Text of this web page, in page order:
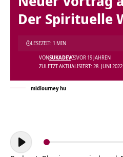
Der Spirituelle
ZULETZT AKTUALISIERT: 28. JUNI
VONSUKADEV VOR 19 JAHREN
LESEZEIT: 1 MIN
midlourney hu
Audio-
Player